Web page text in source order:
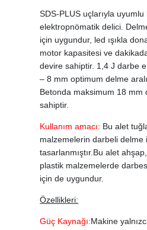
SDS-PLUS uçlarıyla
elektropnömatik delici.
için uygundur, led ışıkla
motor kapasitesi ve
devire sahiptir. 1,4 J darbe
– 8 mm optimum delme
Betonda maksimum 18 mm
sahiptir.
Kullanım amacı: Bu alet
malzemelerin darbeli delme
tasarlanmıştır.Bu alet
plastik malzemelerde
için de uygundur.
Özellikleri:
Güç Kaynağı:Makine